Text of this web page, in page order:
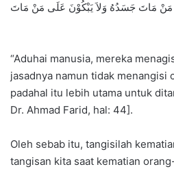
مَنْ مَاتَ جَسَدُهُ وَلاَ يَبْكُوْنَ عَلَى مَنْ مَاتَ
“Aduhai manusia, mereka
jasadnya namun tidak menangisi
padahal itu lebih utama untuk
Dr. Ahmad Farid, hal: 44].
Oleh sebab itu, tangisilah
tangisan kita saat kematian